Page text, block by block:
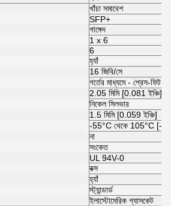
খাঁচা সমাবেশ
SFP+
গাঙ্গেদ
1 x 6
6
হ্যাঁ
16 জিবি/সে
গর্তের মাধ্যমে - প্রেস-ফিট
2.05 মিমি [0.081 ইঞ্চি]
নিকেল সিলভার
1.5 মিমি [0.059 ইঞ্চি]
-55°C থেকে 105°C [-
না
সংকেত
UL 94V-0
বক্স
হ্যাঁ
স্ট্যান্ডার্ড
ইলাস্টোমেরিক গ্যাসকেট